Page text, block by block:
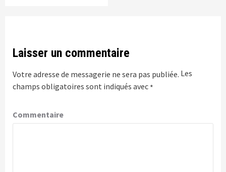
Laisser un commentaire
Votre adresse de messagerie ne sera pas publiée. Les
champs obligatoires sont indiqués avec *
Commentaire